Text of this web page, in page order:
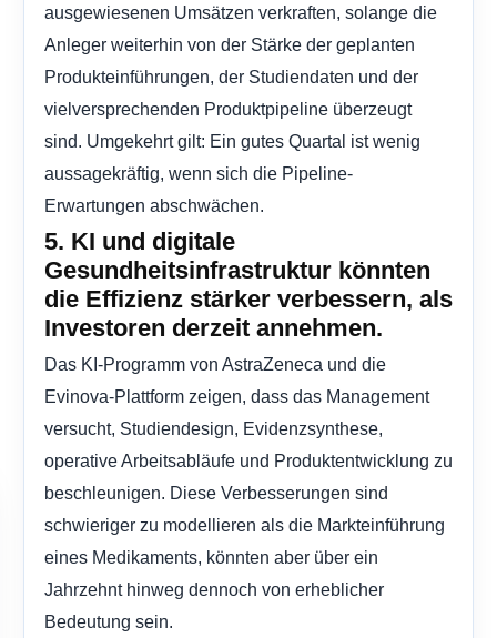
ausgewiesenen Umsätzen verkraften, solange die
Anleger weiterhin von der Stärke der geplanten
Produkteinführungen, der Studiendaten und der
vielversprechenden Produktpipeline überzeugt
sind. Umgekehrt gilt: Ein gutes Quartal ist wenig
aussagekräftig, wenn sich die Pipeline-
Erwartungen abschwächen.
5. KI und digitale
Gesundheitsinfrastruktur könnten
die Effizienz stärker verbessern, als
Investoren derzeit annehmen.
Das KI-Programm von AstraZeneca und die
Evinova-Plattform zeigen, dass das Management
versucht, Studiendesign, Evidenzsynthese,
operative Arbeitsabläufe und Produktentwicklung zu
beschleunigen. Diese Verbesserungen sind
schwieriger zu modellieren als die Markteinführung
eines Medikaments, könnten aber über ein
Jahrzehnt hinweg dennoch von erheblicher
Bedeutung sein.